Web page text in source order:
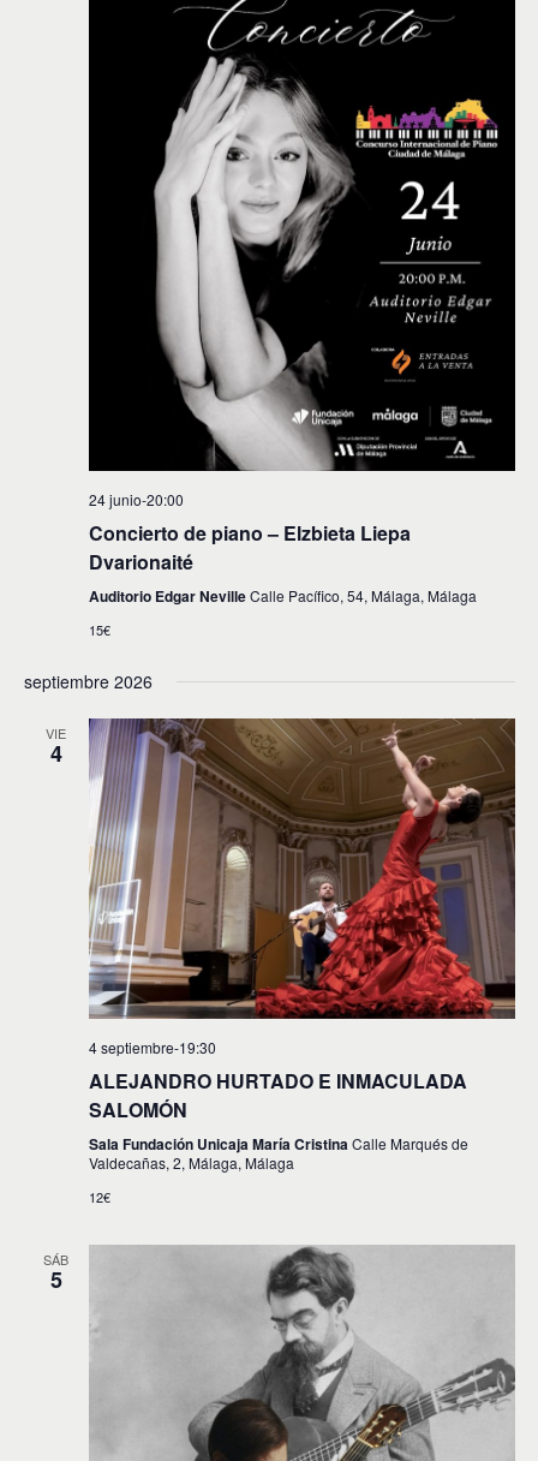
24 junio-20:00
Concierto de piano – Elzbieta Liepa
Dvarionaité
Auditorio Edgar NevilleCalle Pacífico, 54, Málaga, Málaga
15€
septiembre 2026
VIE
4
4 septiembre-19:30
ALEJANDRO HURTADO E INMACULADA
SALOMÓN
Sala Fundación Unicaja María CristinaCalle Marqués de
Valdecañas, 2, Málaga, Málaga
12€
SÁB
5